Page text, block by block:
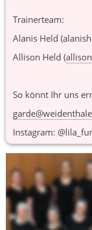
Trainerteam:
Alanis Held
Allison Held (
So könnt Ihr uns
Instagram: